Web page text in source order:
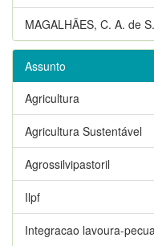
MAGALHÃES, C. A. de S.
Assunto
Agricultura
Agricultura Sustentável
Agrossilvipastoril
Ilpf
Integracao lavoura-